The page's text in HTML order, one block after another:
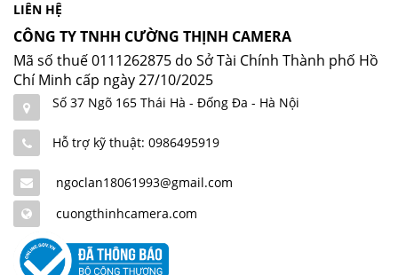
LIÊN HỆ
CÔNG TY TNHH CƯỜNG THỊNH CAMERA
Mã số thuế 0111262875 do Sở Tài Chính Thành phố Hồ
Chí Minh cấp ngày 27/10/2025
Số 37 Ngõ 165 Thái Hà - Đống Đa - Hà Nội
Hỗ trợ kỹ thuật: 0986495919
ngoclan18061993@gmail.com
cuongthinhcamera.com